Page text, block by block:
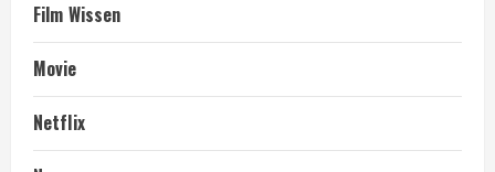
Film Wissen
Movie
Netflix